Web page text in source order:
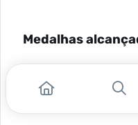
Medalhas
Nenhuma